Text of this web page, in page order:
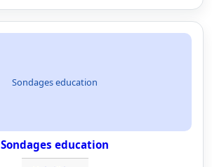
Sondages education
Sondages education